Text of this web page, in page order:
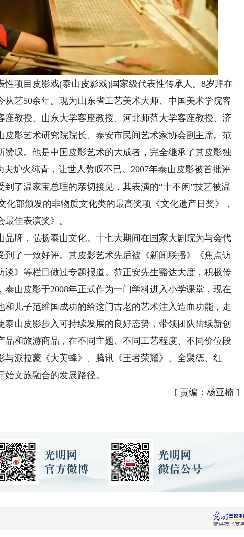
项目皮影戏(泰山皮影戏)国家级代表性传承人。8岁拜在
艺50余年。现为山东省工艺美术大师、中国美术学院客
教授、山东大学客座教授、河北师范大学客座教授、济
影艺术研究院院长、泰安市民间艺术家协会副主席。范
叹。他是中国皮影艺术的大成者，完全继承了其皮影独
炉火纯青，让世人赞叹不已。2007年泰山皮影被首批评
了温家宝总理的亲切接见，其表演的“十不闲”技艺被温
化部颁发的非物质文化类的最高奖项《文化遗产日奖》，
佳表演奖》。
牌，弘扬泰山文化。十七大期间在国家大剧院为与会代
了一致好评。其皮影艺术先后被《新闻联播》《焦点访
》等栏目做过专题报道。范正安先生豁达大度，积极传
山皮影于2008年正式作为一门学科进入小学课堂，现在
和儿子范维国成功的给这门古老的艺术注入造血功能，走
山皮影步入可持续发展的良好态势，带领团队陆续新创
和旅游商品，在不同主题、不同工艺程度、不同价位段
派拉蒙《大黄蜂》、腾讯《王者荣耀》、全聚德、红
文旅融合的发展路径。
[ 责编：杨亚楠]